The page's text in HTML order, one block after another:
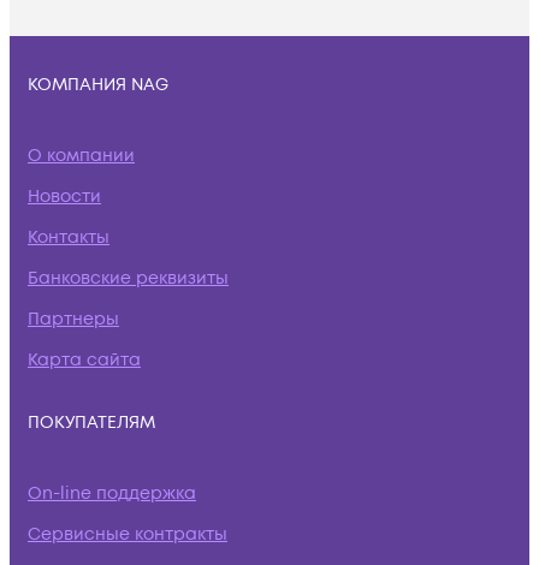
КОМПАНИЯ NAG
О компании
Новости
Контакты
Банковские реквизиты
Партнеры
Карта сайта
ПОКУПАТЕЛЯМ
On-line поддержка
Сервисные контракты